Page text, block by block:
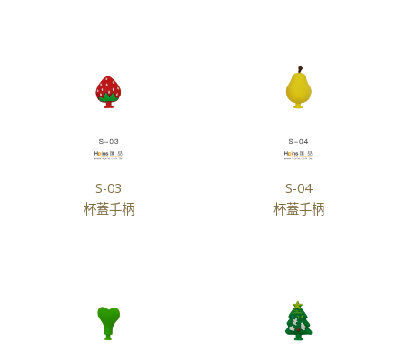
S-03
杯蓋手柄
S-04
杯蓋手柄